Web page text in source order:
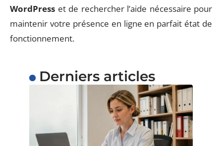
WordPress et de rechercher l’aide nécessaire pour
maintenir votre présence en ligne en parfait état de
fonctionnement.
Derniers articles